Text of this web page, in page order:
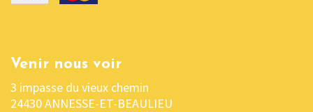
Venir nous voir
3 impasse du vieux chemin
24430 ANNESSE-ET-BEAULIEU